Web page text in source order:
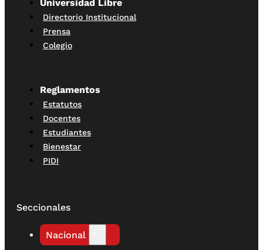
Universidad Libre
Directorio Institucional
Prensa
Colegio
Reglamentos
Estatutos
Docentes
Estudiantes
Bienestar
PIDI
Seccionales
Nacional